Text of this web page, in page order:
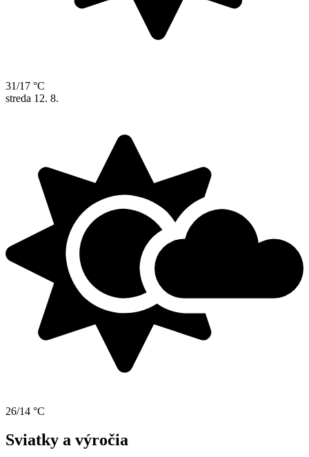
31/17 °C
streda 12. 8.
26/14 °C
Sviatky a výročia